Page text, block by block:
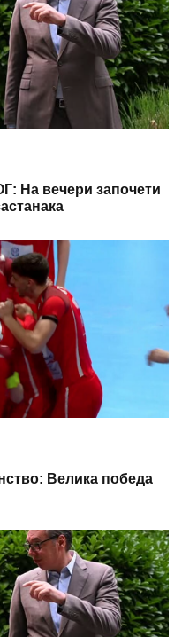
На вечери започети
Велика победа